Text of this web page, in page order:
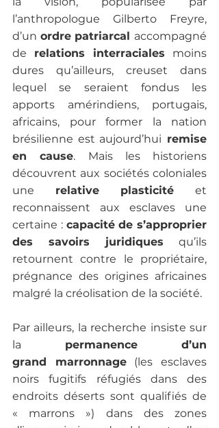
l’anthropologue Gilberto Freyre,
d’un ordre patriarcal accompagné
de relations interraciales moins
dures qu’ailleurs, creuset dans
lequel se seraient fondus les
apports amérindiens, portugais,
africains, pour former la nation
brésilienne est aujourd’hui remise
en cause. Mais les historiens
découvrent aux sociétés coloniales
une relative plasticité et
reconnaissent aux esclaves une
certaine : capacité de s’approprier
des savoirs juridiques qu’ils
retournent contre le propriétaire,
prégnance des origines africaines
Par ailleurs, la recherche insiste sur
la permanence d’un
grand marronnage (les esclaves
noirs fugitifs réfugiés dans des
endroits déserts sont qualifiés de
« marrons ») dans des zones